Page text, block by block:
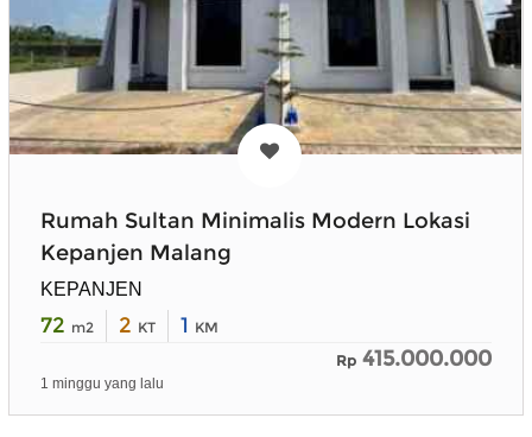
Rumah Sultan Minimalis Modern Lokasi
Kepanjen Malang
KEPANJEN
72 m2 2 KT 1 KM
Rp 415.000.000
1 minggu yang lalu